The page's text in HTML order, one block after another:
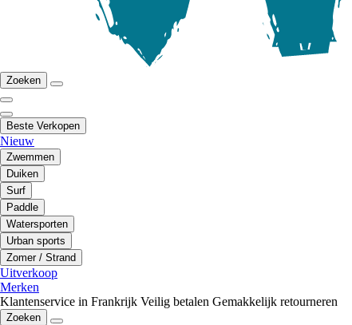
Zoeken
Beste Verkopen
Nieuw
Zwemmen
Duiken
Surf
Paddle
Watersporten
Urban sports
Zomer / Strand
Uitverkoop
Merken
Klantenservice in Frankrijk Veilig betalen Gemakkelijk retourneren
Zoeken